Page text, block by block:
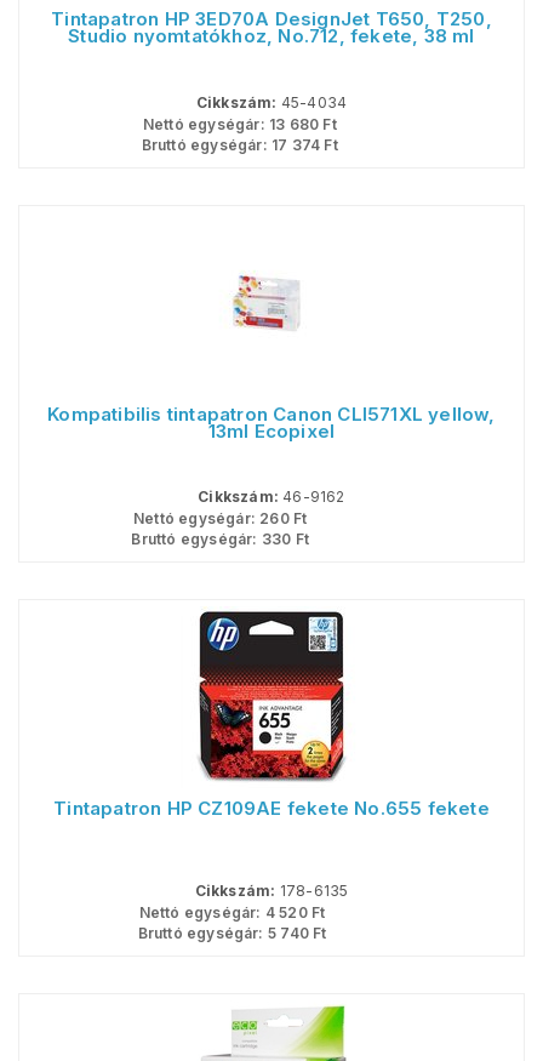
Tintapatron HP 3ED70A DesignJet T650, T250,
Studio nyomtatókhoz, No.712, fekete, 38 ml
Cikkszám: 45-4034
Nettó egységár: 13 680 Ft
Bruttó egységár: 17 374 Ft
Kompatibilis tintapatron Canon CLI571XL yellow,
13ml Ecopixel
Cikkszám: 46-9162
Nettó egységár: 260Ft
Bruttó egységár: 330 Ft
Tintapatron HP CZ109AE fekete No.655 fekete
Cikkszám: 178-6135
Nettó egységár: 4 520Ft
Bruttó egységár: 5 740Ft